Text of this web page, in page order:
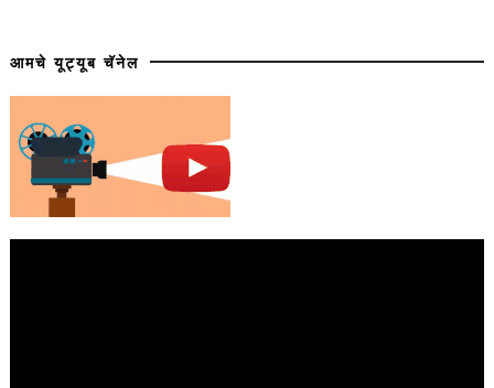
आमचे यूट्यूब चॅनेल